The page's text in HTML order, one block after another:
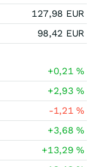
127,98 EUR
98,42 EUR
+0,21%
+2,93%
-1,21%
+3,68%
+13,29%